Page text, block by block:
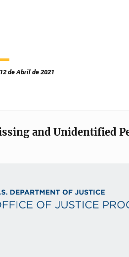
de Abril de 2021
and Unidentified